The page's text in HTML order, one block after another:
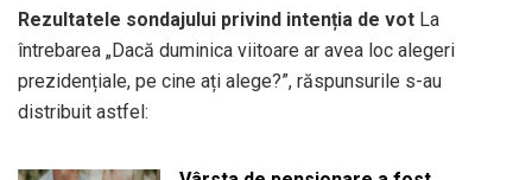
Rezultatele sondajului privind intenția de vot La
întrebarea „Dacă duminica viitoare ar avea loc alegeri
prezidențiale, pe cine ați alege?”, răspunsurile s-au
distribuit astfel: